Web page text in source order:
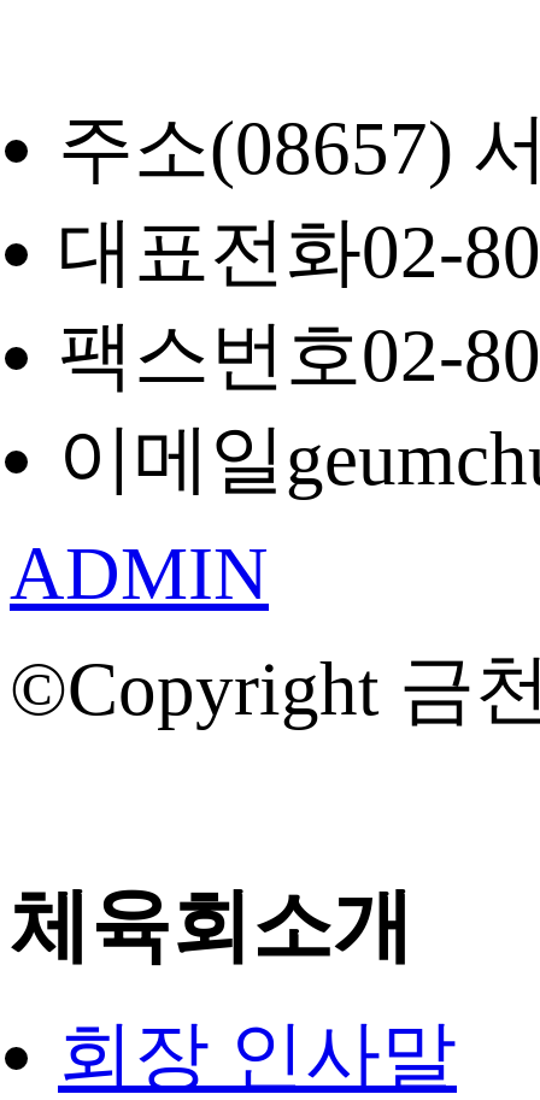
주소(08657)
대표전화02-
팩스번호02-
이메일
ADMIN
©Copyright 금
체육회소개
회장 인사말